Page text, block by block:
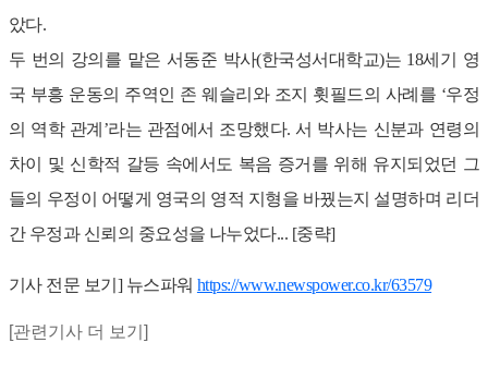
았다.
두 번의 강의를 맡은 서동준 박사(한국성서대학교)는 18세기 영
국 부흥 운동의 주역인 존 웨슬리와 조지 휫필드의 사례를 ‘우정
의 역학 관계’라는 관점에서 조망했다. 서 박사는 신분과 연령의
차이 및 신학적 갈등 속에서도 복음 증거를 위해 유지되었던 그
들의 우정이 어떻게 영국의 영적 지형을 바꿨는지 설명하며 리더
간 우정과 신뢰의 중요성을 나누었다... [중략]
기사 전문 보기] 뉴스파워 https://www.newspower.co.kr/63579
[관련기사 더 보기]